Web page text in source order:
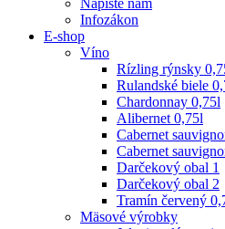
Infozákon
E-shop
Víno
Rízling rýnsky
Rulandské biele
Chardonnay 0,75l
Alibernet 0,75l
Cabernet
Cabernet
Darčekový obal 1
Darčekový obal 2
Tramín červený
Mäsové výrobky